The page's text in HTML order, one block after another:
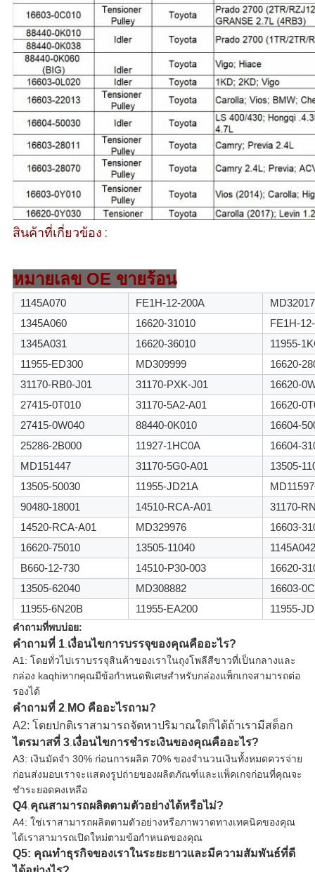
สินค้าที่เกี่ยวข้อง :
หมายเลข OE ขายร้อน
1145A070 FE1H-12-200A
1345A060
16620-31010
FE1H-
1345A031
16620-36010
11955-
11955-ED300
MD309999
16620-
31170-RB0-J01
31170-PXK-J01
16620-
27415-0T010
31170-5A2-A01
16620-
27415-0W040
88440-0K010
16604-
25286-2B000
11927-1HC0A
16604-
MD151447
31170-5G0-A01
13505-
13505-50030
11955-JD21A
90480-18001
14510-RCA-A01
31170-
14520-RCA-A01
MD329976
16603-
16620-75010
13505-11040
1145A042
B660-12-730
14510-P30-003
16620-
13505-62040
MD308882
16603-
11955-6N20B
11955-EA200 11955-
คำถามที่พบบ่อย:
คำถามที่ 1. เงื่อนไขการบรรจุของคุณคืออะไร?
A1: โดยทั่วไปเราบรรจุสินค้าของเราในถุงโพลีสีขาวที่เป็นกลางและ
กล่อง kaqhiหากคุณมีข้อกำหนดพิเศษสำหรับกล่องแพ็กเกจสามารถต่อ
รองได้
คำถามที่ 2. MO คืออะไรถาม?
A2: โดยปกติเราสามารถจัดหาปริมาณใดก็ได้ถ้าเรามีสต็อก
ไตรมาสที่ 3. เงื่อนไขการชำระเงินของคุณคืออะไร?
A3: เงินมัดจำ 30% ก่อนการผลิต 70% ของจำนวนเงินทั้งหมดควรจ่าย
ก่อนส่งมอบเราจะแสดงรูปถ่ายของผลิตภัณฑ์และแพ็คเกจก่อนที่คุณจะ
ชำระยอดคงเหลือ
Q4. คุณสามารถผลิตตามตัวอย่างได้หรือไม่?
A4: ใช่เราสามารถผลิตตามตัวอย่างหรือภาพวาดทางเทคนิคของคุณ
ได้เราสามารถเปิดใหม่ตามข้อกำหนดของคุณ
Q5: คุณทำธุรกิจของเราในระยะยาวและมีความสัมพันธ์ที่ดี